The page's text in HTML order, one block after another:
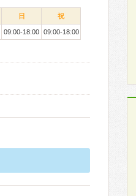
日 祝
09:00-18:00 09:00-18:00